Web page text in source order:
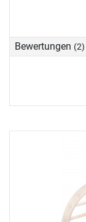
Bewertungen (2)